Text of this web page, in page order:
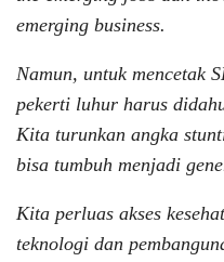
emerging business.
Namun, untuk mencetak
pekerti luhur harus
Kita turunkan angka
bisa tumbuh menjadi
Kita perluas akses
teknologi dan